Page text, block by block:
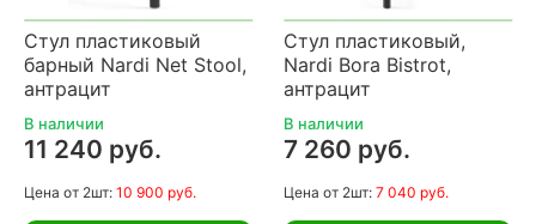
Стул пластиковый
барный Nardi Net Stool,
антрацит
В наличии
11 240 руб.
Цена от 2шт: 10 900 руб.
Стул пластиковый,
Nardi Bora Bistrot,
антрацит
В наличии
7 260 руб.
Цена от 2шт: 7 040 руб.